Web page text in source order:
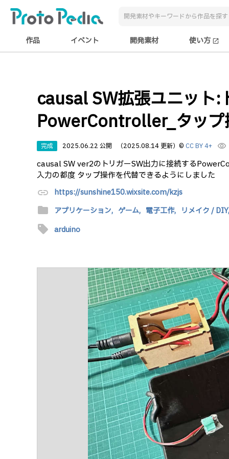
作品 イベント 開発素材 使い方 open_in_new
causal SW拡張ユニット:
PowerController_タップ
完成 2025.06.22 公開 （2025.08.14 更新） © CC BY 4+ visibility
causal SW ver2のトリガーSW出力に接続する
入力の都度 タップ操作を代替できるようにしました
link https://sunshine150.wixsite.com/kzjs
folder アプリケーション, ゲーム, 電子工作, リメイク / DIY,
sell arduino